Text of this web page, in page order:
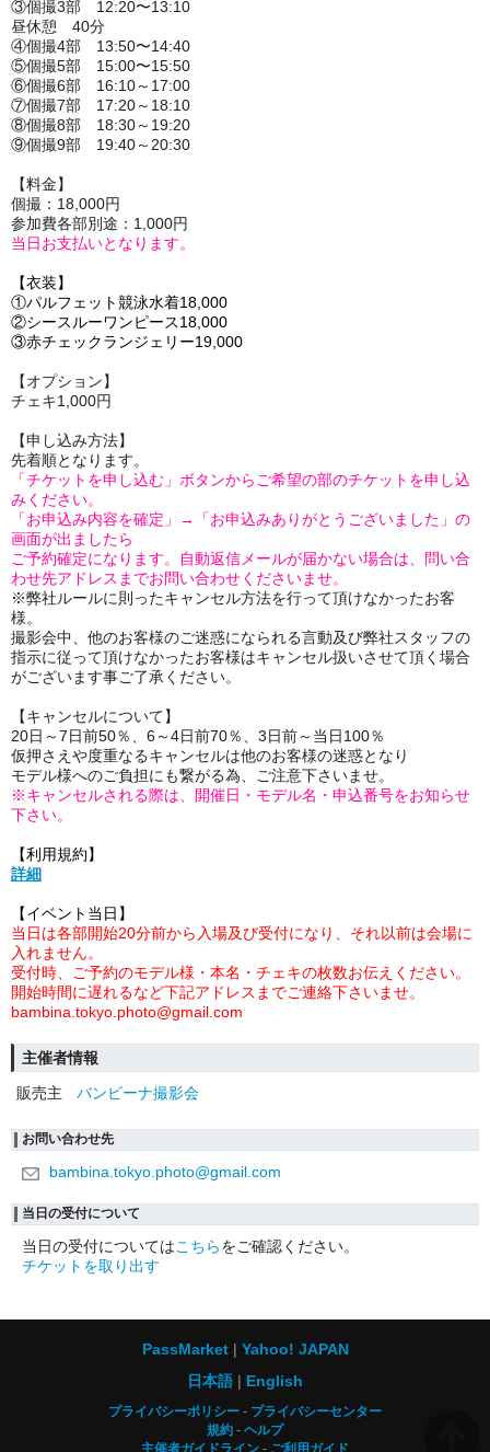
③個撮3部 12:20〜13:10
昼休憩 40分
④個撮4部 13:50〜14:40
⑤個撮5部 15:00〜15:50
⑥個撮6部 16:10～17:00
⑦個撮7部 17:20～18:10
⑧個撮8部 18:30～19:20
⑨個撮9部 19:40～20:30
【料金】
個撮：18,000円
参加費各部別途：1,000円
当日お支払いとなります。
【衣装】
①パルフェット競泳水着18,000
②シースルーワンピース18,000
③赤チェックランジェリー19,000
【オプション】
チェキ1,000円
【申し込み方法】
先着順となります。
「チケットを申し込む」ボタンからご希望の部のチケットを申し込
みください。
「お申込み内容を確定」→「お申込みありがとうございました」の
画面が出ましたら
ご予約確定になります。自動返信メールが届かない場合は、問い合
わせ先アドレスまでお問い合わせくださいませ。
※弊社ルールに則ったキャンセル方法を行って頂けなかったお客
様。
撮影会中、他のお客様のご迷惑になられる言動及び弊社スタッフの
指示に従って頂けなかったお客様はキャンセル扱いさせて頂く場合
がございます事ご了承ください。
【キャンセルについて】
20日～7日前50％、6～4日前70％、3日前～当日100％
仮押さえや度重なるキャンセルは他のお客様の迷惑となり
モデル様へのご負担にも繋がる為、ご注意下さいませ。
※キャンセルされる際は、開催日・モデル名・申込番号をお知らせ
下さい。
【利用規約】
詳細
【イベント当日】
当日は各部開始20分前から入場及び受付になり、それ以前は会場に
入れません。
受付時、ご予約のモデル様・本名・チェキの枚数お伝えください。
開始時間に遅れるなど下記アドレスまでご連絡下さいませ。
bambina.tokyo.photo@gmail.com
主催者情報
販売主
バンビーナ撮影会
お問い合わせ先
bambina.tokyo.photo@gmail.com
当日の受付について
当日の受付についてはこちらをご確認ください。
チケットを取り出す
PassMarket
Yahoo! JAPAN
日本語
English
プライバシーポリシー
プライバシーセンター
規約
ヘルプ
主催者ガイドライン
ご利用ガイド